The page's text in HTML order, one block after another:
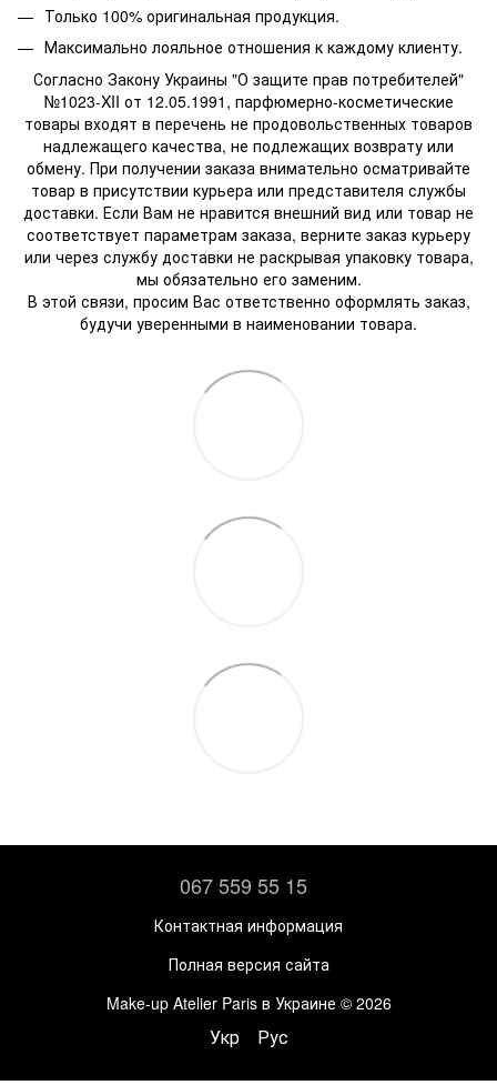
Только 100% оригинальная продукция.
Максимально лояльное отношения к каждому клиенту.
Согласно Закону Украины "О защите прав потребителей"
№1023-XII от 12.05.1991, парфюмерно-косметические
товары входят в перечень не продовольственных товаров
надлежащего качества, не подлежащих возврату или
обмену. При получении заказа внимательно осматривайте
товар в присутствии курьера или представителя службы
доставки. Если Вам не нравится внешний вид или товар не
соответствует параметрам заказа, верните заказ курьеру
или через службу доставки не раскрывая упаковку товара,
мы обязательно его заменим.
В этой связи, просим Вас ответственно оформлять заказ,
будучи уверенными в наименовании товара.
067 559 55 15
Контактная информация
Полная версия сайта
Make-up Atelier Paris в Украине © 2026
Укр Рус